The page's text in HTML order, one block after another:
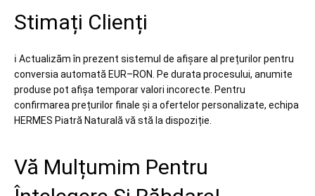
Stimați Clienți
ℹ️ Actualizăm în prezent sistemul de afișare al prețurilor pentru
conversia automată EUR–RON. Pe durata procesului, anumite
produse pot afișa temporar valori incorecte. Pentru
confirmarea prețurilor finale și a ofertelor personalizate, echipa
HERMES Piatră Naturală vă stă la dispoziție.
Vă Mulțumim Pentru